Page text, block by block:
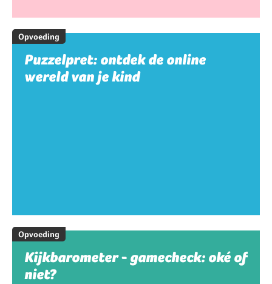
Opvoeding
Puzzelpret: ontdek de online
wereld van je kind
Opvoeding
Kijkbarometer - gamecheck: oké of
niet?